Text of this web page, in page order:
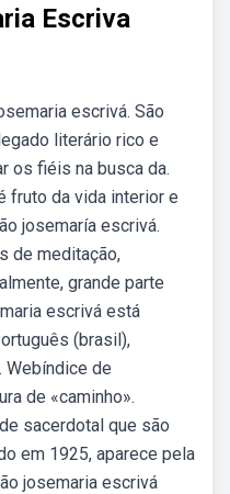
Escriva
escrivá. São
literário rico e
os fiéis na busca da.
fruto da vida interior e
josemaría escrivá.
de meditação,
grande parte
escrivá está
(brasil),
Webíndice de
de «caminho».
sacerdotal que são
em 1925, aparece pela
josemaria escrivá